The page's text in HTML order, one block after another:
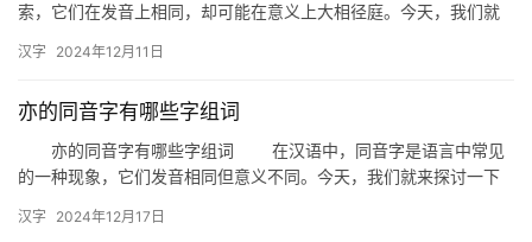
索，它们在发音上相同，却可能在意义上大相径庭。今天，我们就
汉字 2024年12月11日
亦的同音字有哪些字组词
亦的同音字有哪些字组词 在汉语中，同音字是语言中常见
的一种现象，它们发音相同但意义不同。今天，我们就来探讨一下
汉字 2024年12月17日